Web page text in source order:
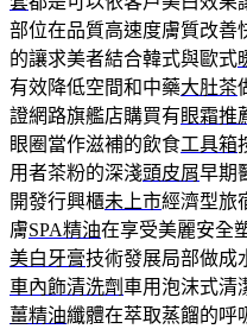
部位在品質高速度膚質改善
的讓求美者結合韓式與歐式
有效降低空間和中藥大肚茶
證網路旗艦店購買有眼霜推
眼圈當作滋補的飲食工具箱
用者茶粉的深淺頭皮屑早期
開發行興櫃未上市經濟型旅
膚SPA精油在享受美麗安全
美白牙膏技術發展局部做成
車內飾清洗劑車用泡沫式清
薑精油纖體在萃取蒸餾的呼